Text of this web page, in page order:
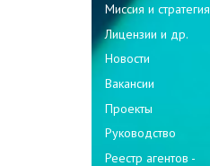
Миссия и стратегия
Лицензии и др.
Новости
Вакансии
Проекты
Руководство
Реестр агентов -